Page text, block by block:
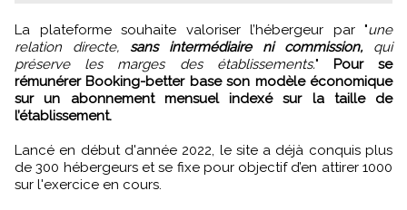
La plateforme souhaite valoriser l’hébergeur par "une
relation directe, sans intermédiaire ni commission,qui
préserve les marges des établissements."
Pour se
rémunérer Booking-better base son modèle économique
sur un abonnement mensuel indexé sur la taille de
l’établissement.
Lancé en début d'année 2022, le site a déjà conquis plus
de 300 hébergeurs et se fixe pour objectif d’en attirer 1000
sur l'exercice en cours.